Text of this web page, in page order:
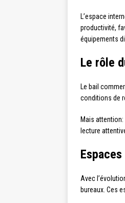
L’espace
productivité,
équipements
Le rôle
Le bail
conditions de
Mais
lecture
Avec
bureaux. Ces